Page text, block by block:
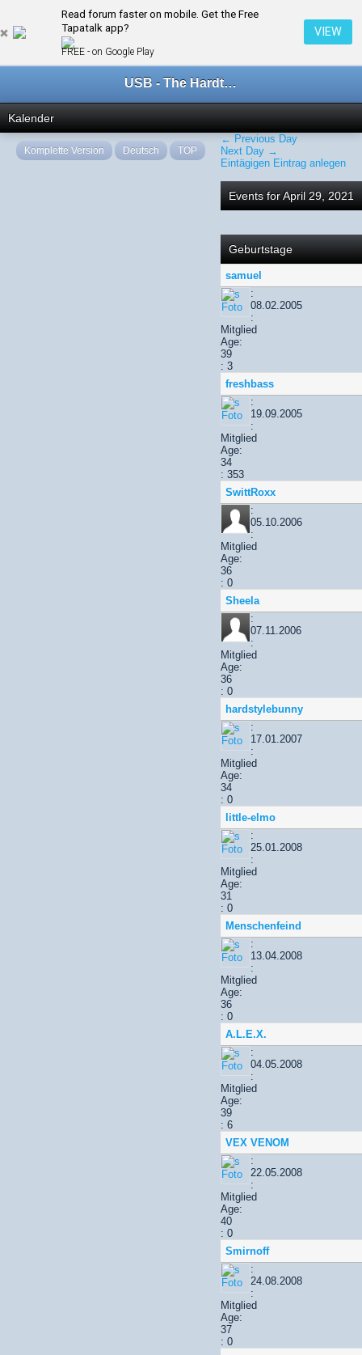
Read forum faster on mobile. Get the Free
Tapatalk app?
FREE - on Google Play
VIEW
USB - The Hardtechno Family
Kalender
← Previous Day
Next Day →
Eintägigen Eintrag anlegen
Events for April 29, 2021
Geburtstage
samuel
:
08.02.2005
:
Mitglied
Age:
39
: 3
freshbass
:
19.09.2005
:
Mitglied
Age:
34
: 353
SwittRoxx
:
05.10.2006
:
Mitglied
Age:
36
: 0
Sheela
:
07.11.2006
:
Mitglied
Age:
36
: 0
hardstylebunny
:
17.01.2007
:
Mitglied
Age:
34
: 0
little-elmo
:
25.01.2008
:
Mitglied
Age:
31
: 0
Menschenfeind
:
13.04.2008
:
Mitglied
Age:
36
: 0
A.L.E.X.
:
04.05.2008
:
Mitglied
Age:
39
: 6
VEX VENOM
:
22.05.2008
:
Mitglied
Age:
40
: 0
Smirnoff
:
24.08.2008
:
Mitglied
Age:
37
: 0
Komplette Version Deutsch TOP